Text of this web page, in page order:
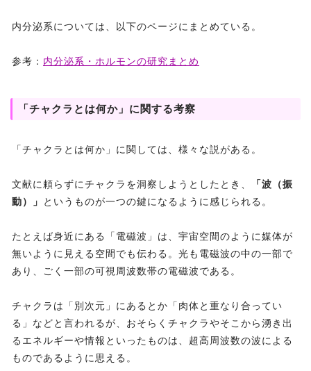
内分泌系については、以下のページにまとめている。
参考： 内分泌系・ホルモンの研究まとめ
「チャクラとは何か」に関する考察
「チャクラとは何か」に関しては、様々な説がある。
文献に頼らずにチャクラを洞察しようとしたとき、
「波（振
動）」
というものが一つの鍵になるように感じられる。
たとえば身近にある「電磁波」は、宇宙空間のように媒体が
無いように見える空間でも伝わる。光も電磁波の中の一部で
あり、ごく一部の可視周波数帯の電磁波である。
チャクラは「別次元」にあるとか「肉体と重なり合ってい
る」などと言われるが、おそらくチャクラやそこから湧き出
るエネルギーや情報といったものは、超高周波数の波による
ものであるように思える。